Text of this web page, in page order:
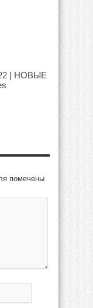
| НОВЫЕ
помечены